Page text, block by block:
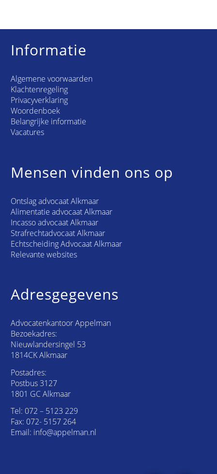
Informatie
Algemene voorwaarden
Klachtenregeling
Privacyverklaring
Woordenboek
Belangrijke informatie
Vacatures
Mensen vinden ons op
Ontslag advocaat Alkmaar
Alimentatie advocaat Alkmaar
Incasso advocaat Alkmaar
Strafrechtadvocaat Alkmaar
Echtscheiding Advocaat Alkmaar
Relevante websites
Adresgegevens
Advocatenkantoor Appelman
Bezoekadres:
Nieuwlandersingel 53
1814CK Alkmaar
Postadres:
Postbus 3127
1801 GC Alkmaar
Tel: 072 – 5123 229
Fax: 072- 5157 264
Email: info@appelman.nl